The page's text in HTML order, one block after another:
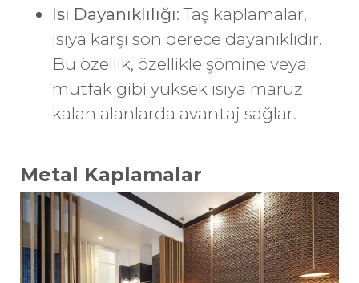
Isı Dayanıklılığı: Taş kaplamalar,
ısıya karşı son derece dayanıklıdır.
Bu özellik, özellikle şömine veya
mutfak gibi yüksek ısıya maruz
kalan alanlarda avantaj sağlar.
Metal Kaplamalar